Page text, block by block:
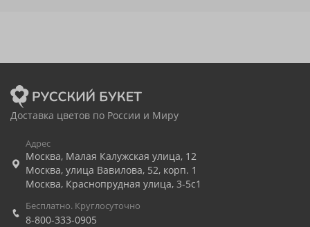
Доставка цветов по России и Миру
Адрес
Москва, Малая Калужская улица, 12
Москва, улица Вавилова, 52, корп. 1
Москва, Краснопрудная улица, 3-5с1
Бесплатно. Круглосуточно
8-800-333-0905